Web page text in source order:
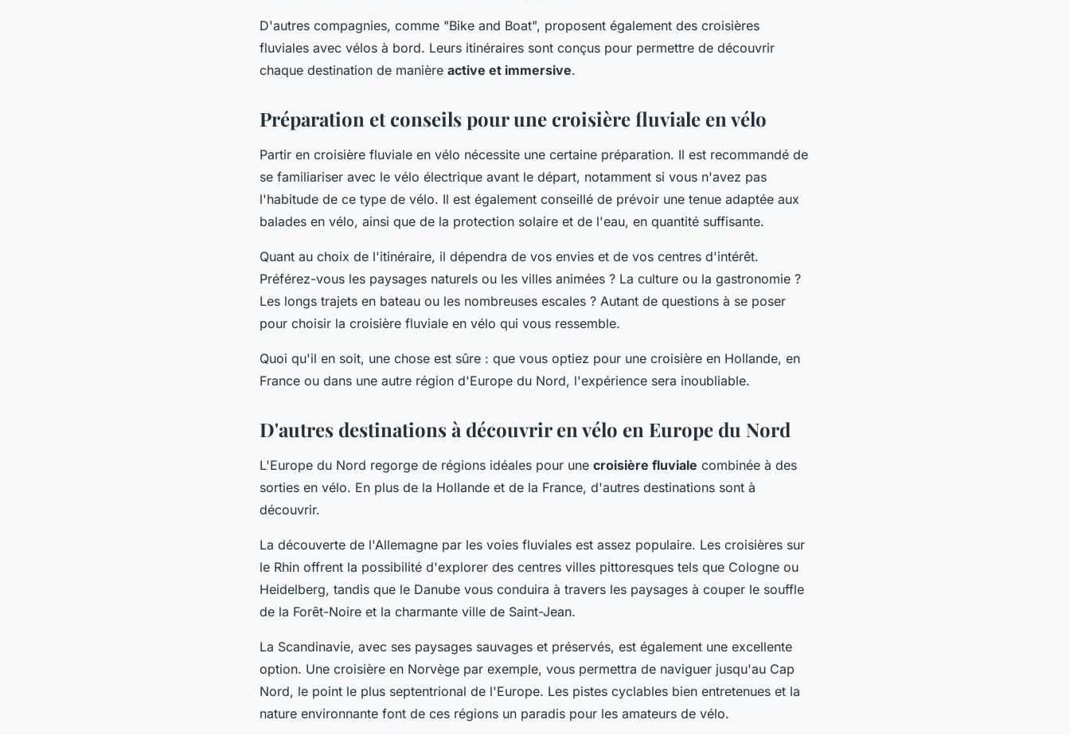
D'autres compagnies, comme "Bike and Boat", proposent également des croisières
fluviales avec vélos à bord. Leurs itinéraires sont conçus pour permettre de découvrir
chaque destination de manière active et immersive.
Préparation et conseils pour une croisière fluviale en vélo
Partir en croisière fluviale en vélo nécessite une certaine préparation. Il est recommandé de
se familiariser avec le vélo électrique avant le départ, notamment si vous n'avez pas
l'habitude de ce type de vélo. Il est également conseillé de prévoir une tenue adaptée aux
balades en vélo, ainsi que de la protection solaire et de l'eau, en quantité suffisante.
Quant au choix de l'itinéraire, il dépendra de vos envies et de vos centres d'intérêt.
Préférez-vous les paysages naturels ou les villes animées ? La culture ou la gastronomie ?
Les longs trajets en bateau ou les nombreuses escales ? Autant de questions à se poser
pour choisir la croisière fluviale en vélo qui vous ressemble.
Quoi qu'il en soit, une chose est sûre : que vous optiez pour une croisière en Hollande, en
France ou dans une autre région d'Europe du Nord, l'expérience sera inoubliable.
D'autres destinations à découvrir en vélo en Europe du Nord
L'Europe du Nord regorge de régions idéales pour une croisière fluviale combinée à des
sorties en vélo. En plus de la Hollande et de la France, d'autres destinations sont à
découvrir.
La découverte de l'Allemagne par les voies fluviales est assez populaire. Les croisières sur
le Rhin offrent la possibilité d'explorer des centres villes pittoresques tels que Cologne ou
Heidelberg, tandis que le Danube vous conduira à travers les paysages à couper le souffle
de la Forêt-Noire et la charmante ville de Saint-Jean.
La Scandinavie, avec ses paysages sauvages et préservés, est également une excellente
option. Une croisière en Norvège par exemple, vous permettra de naviguer jusqu'au Cap
Nord, le point le plus septentrional de l'Europe. Les pistes cyclables bien entretenues et la
nature environnante font de ces régions un paradis pour les amateurs de vélo.